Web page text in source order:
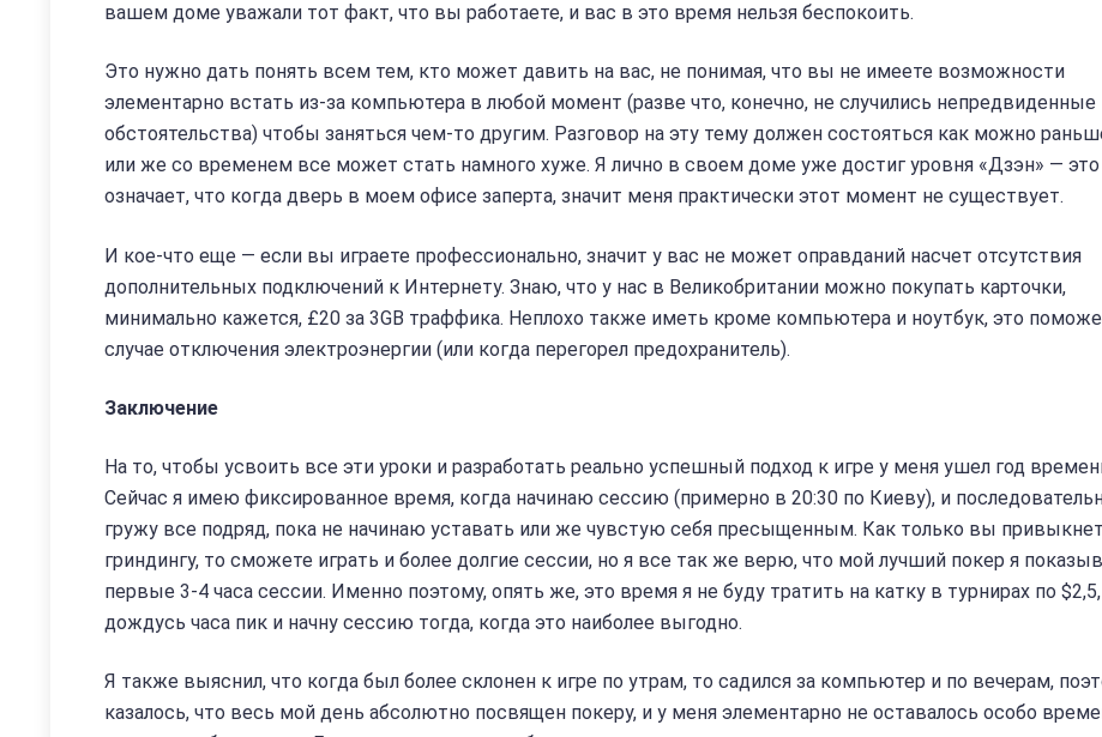
вашем доме уважали тот факт, что вы работаете, и вас в это время нельзя беспокоить.
Это нужно дать понять всем тем, кто может давить на вас, не понимая, что вы не имеете возможности
элементарно встать из-за компьютера в любой момент (разве что, конечно, не случились непредвиденные
обстоятельства) чтобы заняться чем-то другим. Разговор на эту тему должен состояться как можно
или же со временем все может стать намного хуже. Я лично в своем доме уже достиг уровня «Дзэн» — это
означает, что когда дверь в моем офисе заперта, значит меня практически этот момент не существует.
И кое-что еще — если вы играете профессионально, значит у вас не может оправданий насчет отсутствия
дополнительных подключений к Интернету. Знаю, что у нас в Великобритании можно покупать карточки,
минимально кажется, £20 за 3GB траффика. Неплохо также иметь кроме компьютера и ноутбук, это
случае отключения электроэнергии (или когда перегорел предохранитель).
Заключение
На то, чтобы усвоить все эти уроки и разработать реально успешный подход к игре у меня ушел год
Сейчас я имею фиксированное время, когда начинаю сессию (примерно в 20:30 по Киеву), и
гружу все подряд, пока не начинаю уставать или же чувстую себя пресыщенным. Как только вы
гриндингу, то сможете играть и более долгие сессии, но я все так же верю, что мой лучший покер я
первые 3-4 часа сессии. Именно поэтому, опять же, это время я не буду тратить на катку в турнирах по
дождусь часа пик и начну сессию тогда, когда это наиболее выгодно.
Я также выяснил, что когда был более склонен к игре по утрам, то садился за компьютер и по вечерам,
казалось, что весь мой день абсолютно посвящен покеру, и у меня элементарно не оставалось особо